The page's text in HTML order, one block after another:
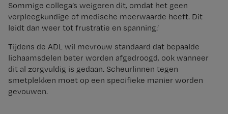
Sommige collega’s weigeren dit, omdat het geen
verpleegkundige of medische meerwaarde heeft. Dit
leidt dan weer tot frustratie en spanning.’
Tijdens de ADL wil mevrouw standaard dat bepaalde
lichaamsdelen beter worden afgedroogd, ook wanneer
dit al zorgvuldig is gedaan. Scheurlinnen tegen
smetplekken moet op een specifieke manier worden
gevouwen.